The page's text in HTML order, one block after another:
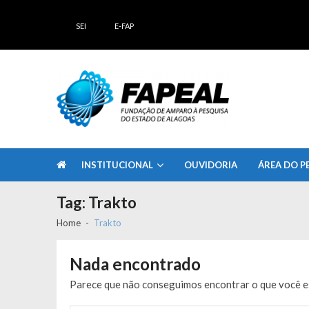
SEI E-FAP
INSTITUCIONAL OUVIDORIA ÁREA DO
Tag: Trakto
Home Trakto
Nada encontrado
Parece que não conseguimos encontrar o que você